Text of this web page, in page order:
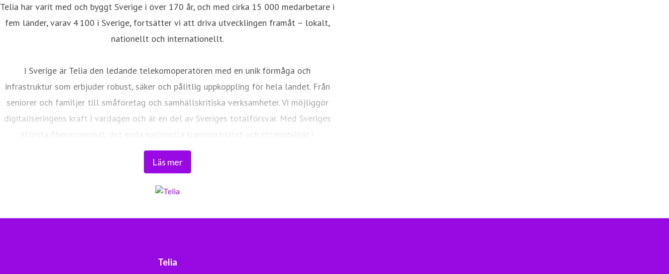
Läs mer
Telia har varit med och byggt Sverige i över 170 år, och med cirka 15 000 medarbetare i
fem länder, varav 4 100 i Sverige, fortsätter vi att driva utvecklingen framåt – lokalt,
nationellt och internationellt.
I Sverige är Telia den ledande telekomoperatören med en unik förmåga och
infrastruktur som erbjuder robust, säker och pålitlig uppkoppling för hela landet. Från
seniorer och familjer till småföretag och samhällskritiska verksamheter. Vi möjliggör
digitaliseringens kraft i vardagen och är en del av Sveriges totalförsvar. Med Sveriges
största fiberaccessnät, det enda nationella transportnätet och ett mobilnät i
världsklass skapar vi en enklare, smartare och mer meningsfull vardag och framtid.
Telia